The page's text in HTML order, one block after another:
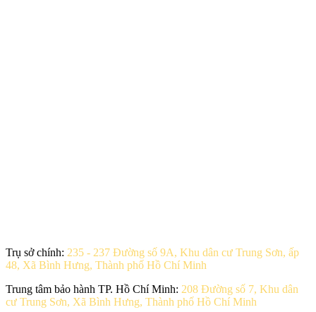
Trụ sở chính: 235 - 237 Đường số 9A, Khu dân cư Trung Sơn, ấp
48, Xã Bình Hưng, Thành phố Hồ Chí Minh
Trung tâm bảo hành TP. Hồ Chí Minh: 208 Đường số 7, Khu dân
cư Trung Sơn, Xã Bình Hưng, Thành phố Hồ Chí Minh